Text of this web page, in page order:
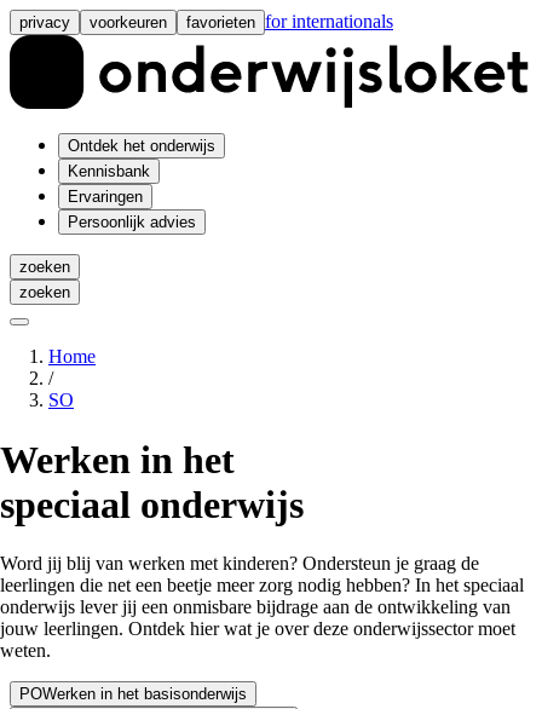
privacy voorkeuren favorieten for internationals
Ontdek het onderwijs
Kennisbank
Ervaringen
Persoonlijk advies
zoeken
zoeken
Home
/
SO
Werken in het
speciaal onderwijs
Word jij blij van werken met kinderen? Ondersteun je graag de
leerlingen die net een beetje meer zorg nodig hebben? In het speciaal
onderwijs lever jij een onmisbare bijdrage aan de ontwikkeling van
jouw leerlingen. Ontdek hier wat je over deze onderwijssector moet
weten.
POWerken in het basisonderwijs